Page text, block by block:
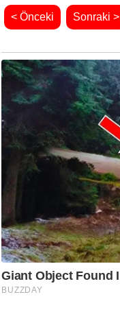
< Önceki Sonraki >